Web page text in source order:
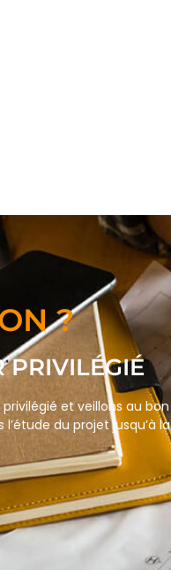
?
PRIVILÉGIÉ
et veillons au bon
du projet jusqu’à la